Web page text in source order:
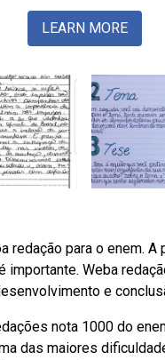
LEARN MORE
redação para o enem.
importante. Weba
e
nota 1000 do
das maiores